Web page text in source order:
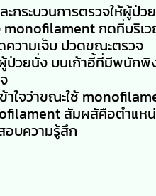
กระบวนการตรวจให้ผู้ป่ว
monofilament กดที่บริเ
ดความเจ็บ ปวดขณะตรวจ
ป่วยนั่ง บนเก้าอี้ที่มีพนัก
าใจว่าขณะใช้
สัมผสัคือตำแหน่
บความรู้สึก